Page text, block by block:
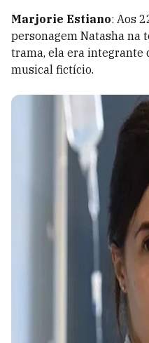
Marjorie Estiano: Aos
personagem Natasha na
trama, ela era integrante
musical fictício.